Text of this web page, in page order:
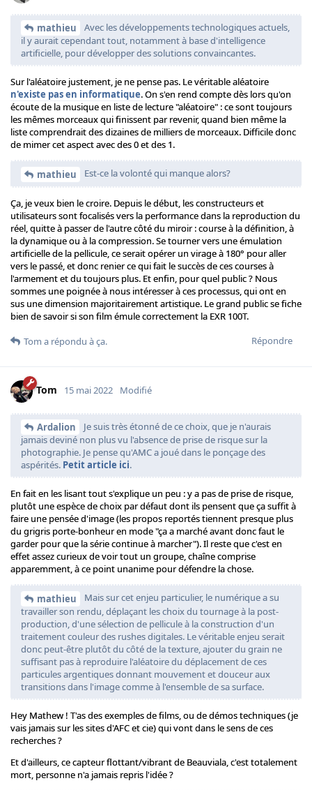
mathieu
Avec les développements technologiques actuels,
il y aurait cependant tout, notamment à base d'intelligence
artificielle, pour développer des solutions convaincantes.
Sur l'aléatoire justement, je ne pense pas. Le véritable aléatoire
n'existe pas en informatique. On s'en rend compte dès lors qu'on
écoute de la musique en liste de lecture "aléatoire" : ce sont toujours
les mêmes morceaux qui finissent par revenir, quand bien même la
liste comprendrait des dizaines de milliers de morceaux. Difficile donc
de mimer cet aspect avec des 0 et des 1.
mathieu Est-ce la volonté qui manque alors?
Ça, je veux bien le croire. Depuis le début, les constructeurs et
utilisateurs sont focalisés vers la performance dans la reproduction du
réel, quitte à passer de l'autre côté du miroir : course à la définition, à
la dynamique ou à la compression. Se tourner vers une émulation
artificielle de la pellicule, ce serait opérer un virage à 180° pour aller
vers le passé, et donc renier ce qui fait le succès de ces courses à
l'armement et du toujours plus. Et enfin, pour quel public ? Nous
sommes une poignée à nous intéresser à ces processus, qui ont en
sus une dimension majoritairement artistique. Le grand public se fiche
bien de savoir si son film émule correctement la EXR 100T.
Répondre
Tom a répondu à ça.
Tom 15 mai 2022 Modifié
Ardalion
Je suis très étonné de ce choix, que je n'aurais
jamais deviné non plus vu l'absence de prise de risque sur la
photographie. Je pense qu'AMC a joué dans le ponçage des
aspérités. Petit article ici.
En fait en les lisant tout s'explique un peu : y a pas de prise de risque,
plutôt une espèce de choix par défaut dont ils pensent que ça suffit à
faire une pensée d'image (les propos reportés tiennent presque plus
du grigris porte-bonheur en mode "ça a marché avant donc faut le
garder pour que la série continue à marcher"). Il reste que c'est en
effet assez curieux de voir tout un groupe, chaîne comprise
apparemment, à ce point unanime pour défendre la chose.
mathieu
Mais sur cet enjeu particulier, le numérique a su
travailler son rendu, déplaçant les choix du tournage à la post-
production, d'une sélection de pellicule à la construction d'un
traitement couleur des rushes digitales. Le véritable enjeu serait
donc peut-être plutôt du côté de la texture, ajouter du grain ne
suffisant pas à reproduire l'aléatoire du déplacement de ces
particules argentiques donnant mouvement et douceur aux
transitions dans l'image comme à l'ensemble de sa surface.
Hey Mathew ! T'as des exemples de films, ou de démos techniques (je
vais jamais sur les sites d'AFC et cie) qui vont dans le sens de ces
recherches ?
Et d'ailleurs, ce capteur flottant/vibrant de Beauviala, c'est totalement
mort, personne n'a jamais repris l'idée ?